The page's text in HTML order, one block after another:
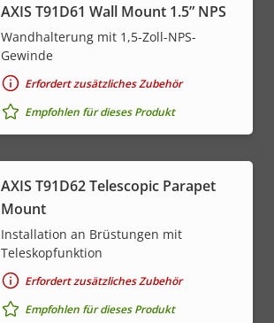
AXIS T91D61 Wall Mount 1.5” NPS
Wandhalterung mit 1,5-Zoll-NPS-
Gewinde
Erfordert zusätzliches Zubehör
Empfohlen für dieses Produkt
AXIS T91D62 Telescopic Parapet
Mount
Installation an Brüstungen mit
Teleskopfunktion
Erfordert zusätzliches Zubehör
Empfohlen für dieses Produkt